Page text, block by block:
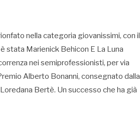
nella categoria giovanissimi, con il
stata Marienick Behicon E La Luna
nei semiprofessionisti, per via
Alberto Bonanni, consegnato dalla
Bertè. Un successo che ha già